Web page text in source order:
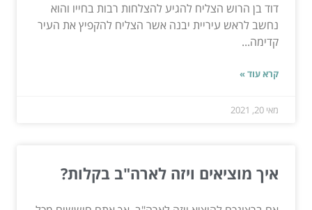
דוד בן הרוש הצליח להגיע להצלחות רבות בחייו והוא
נחשב לראש עיריית יבנה אשר הצליח להקפיץ את העיר
קדימה...
קרא עוד »
מאי 20, 2021
איך מוציאים ויזה לארה"ב בקלות?